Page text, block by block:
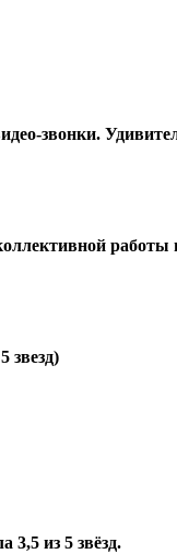
звонки.
работы
звезд)
3,5 из 5 звёзд.